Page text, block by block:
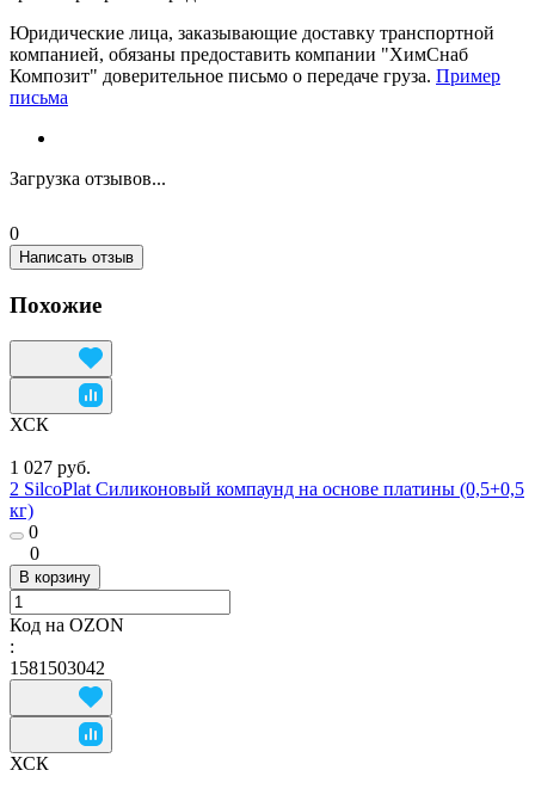
Юридические лица, заказывающие доставку транспортной
компанией, обязаны предоставить компании "ХимСнаб
Композит" доверительное письмо о передаче груза. Пример
письма
Загрузка отзывов...
0
Написать отзыв
Похожие
ХСК
1 027 руб.
2 SilcoPlat Силиконовый компаунд на основе платины (0,5+0,5
кг)
0
0
В корзину
Код на OZON
:
1581503042
ХСК